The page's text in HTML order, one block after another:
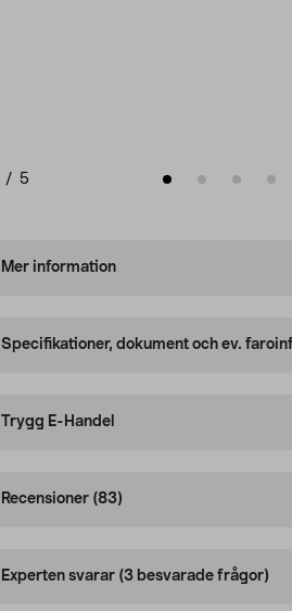
/ 5
Mer information
Specifikationer, dokument och ev.
Trygg E-Handel
Recensioner (83)
Experten svarar (3 besvarade frågor)